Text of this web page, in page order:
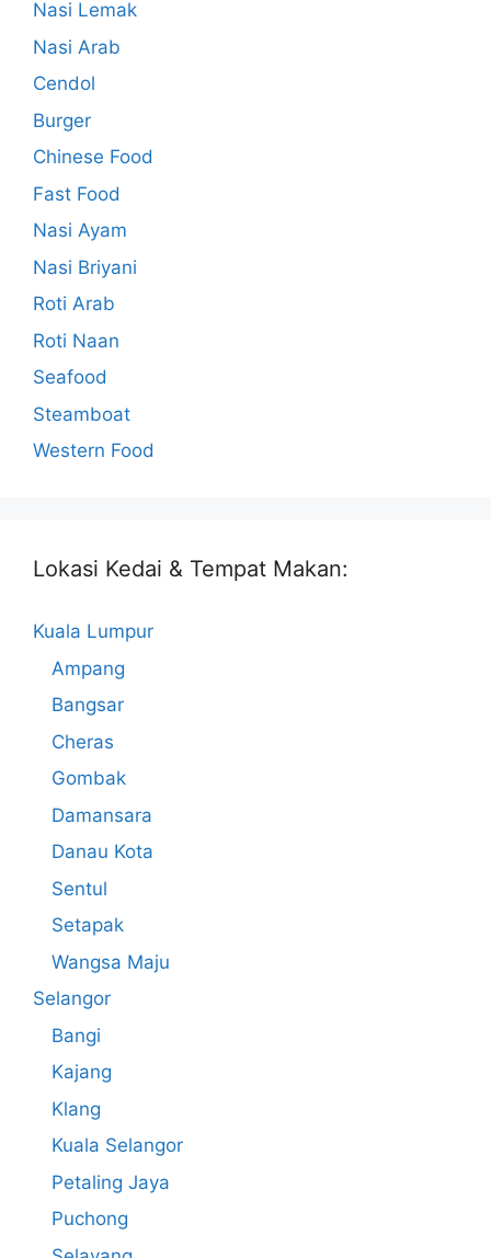
Nasi Lemak
Nasi Arab
Cendol
Burger
Chinese Food
Fast Food
Nasi Ayam
Nasi Briyani
Roti Arab
Roti Naan
Seafood
Steamboat
Western Food
Lokasi Kedai & Tempat Makan:
Kuala Lumpur
Ampang
Bangsar
Cheras
Gombak
Damansara
Danau Kota
Sentul
Setapak
Wangsa Maju
Selangor
Bangi
Kajang
Klang
Kuala Selangor
Petaling Jaya
Puchong